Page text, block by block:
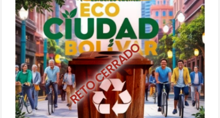
RETO CERRADO
¡ Únete al Desafío Eco - Ciudad
Bolívar y sé parte del cambio!
IR AL RETO